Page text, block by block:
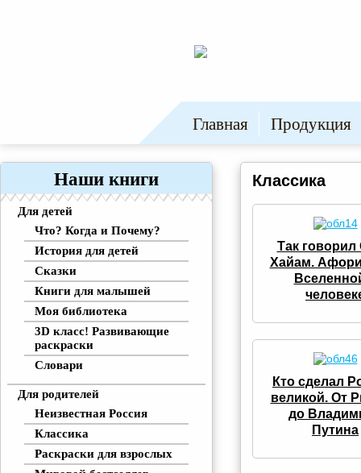
Главная Продукция
Наши книги
Для детей
Что? Когда и Почему?
История для детей
Сказки
Книги для малышей
Моя библиотека
3D класс! Развивающие
раскраски
Словари
Для родителей
Неизвестная Россия
Классика
Раскраски для взрослых
Классика
Так
Хайам.
Кто сделал
великой. От
до
Путина